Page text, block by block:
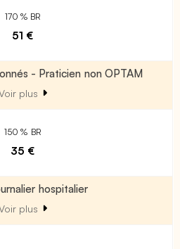
170 % BR
51 €
- Praticien non OPTAM
plus
150 % BR
35 €
hospitalier
plus